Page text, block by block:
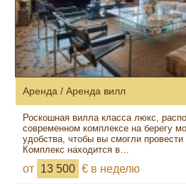
Аренда / Аренда вилл
Роскошная вилла класса люкс,
современном комплексе на берегу
удобства, чтобы вы смогли
Комплекс находится в…
от 13 500 € в неделю